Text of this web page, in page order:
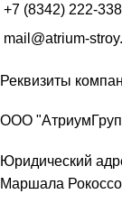
+7 (8342) 222-338
mail@atrium-
Реквизиты
ООО
Юридический
Маршала